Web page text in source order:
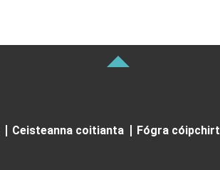
Ceisteanna coitianta
Fógra cóipchirt